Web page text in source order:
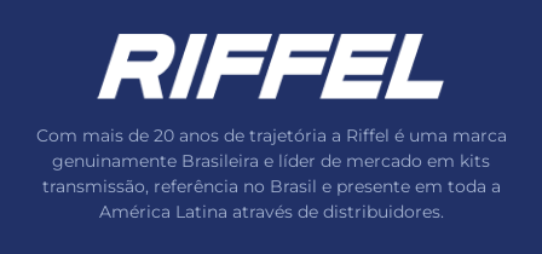
Com mais de 20 anos de trajetória a Riffel é uma marca
genuinamente Brasileira e líder de mercado em kits
transmissão, referência no Brasil e presente em toda a
América Latina através de distribuidores.